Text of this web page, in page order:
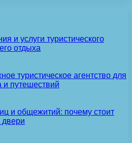
и услуги туристического
отдыха
туристическое агентство для
и путешествий
и общежитий: почему стоит